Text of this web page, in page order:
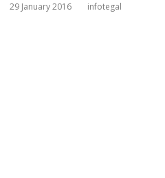
29 January 2016 infotegal